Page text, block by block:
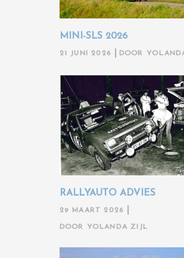
MINI-SLS 2026
21 JUNI 2026 DOOR
RALLYAUTO ADVIES
29 MAART 2026
DOOR YOLANDA ZIJL